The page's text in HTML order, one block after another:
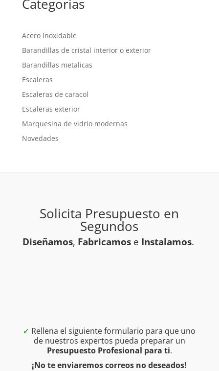
Categorías
Acero Inoxidable
Barandillas de cristal interior o exterior
Barandillas metalicas
Escaleras
Escaleras de caracol
Escaleras exterior
Marquesina de vidrio modernas
Novedades
Solicita Presupuesto en
Segundos
Diseñamos, Fabricamos e Instalamos.
✓ Rellena el siguiente formulario para que uno
de nuestros expertos pueda preparar un
Presupuesto Profesional para ti.
¡No te enviaremos correos no deseados!